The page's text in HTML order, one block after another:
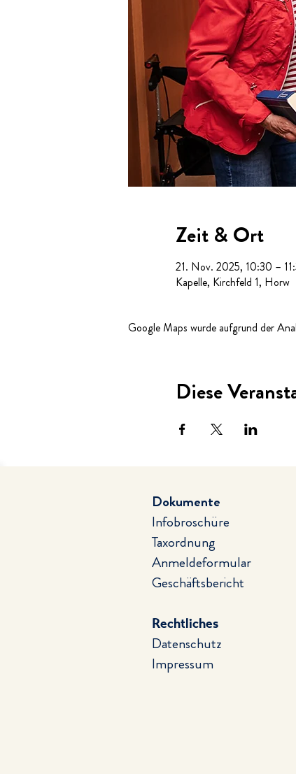
Zeit & Ort
21. Nov. 2025, 10:30 –
Kapelle, Kirchfeld 1, Horw
Google Maps wurde aufgrund der
Diese
Dokumente
Infobroschüre
Taxordnung
Anmeldeformular
Geschäftsbericht
Rechtliches
Datenschutz
Impressum